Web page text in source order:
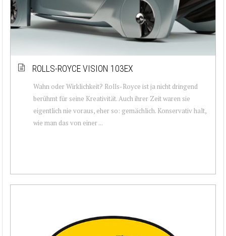
ROLLS-ROYCE VISION 103EX
Wahn oder Wirklichkeit? Rolls-Royce ist ja nicht dringend
berühmt für seine Kreativität. Auch ihrer Zeit waren sie
eigentlich nie voraus, eher so: gemächlich. Konservativ halt,
wie man das von einer ...